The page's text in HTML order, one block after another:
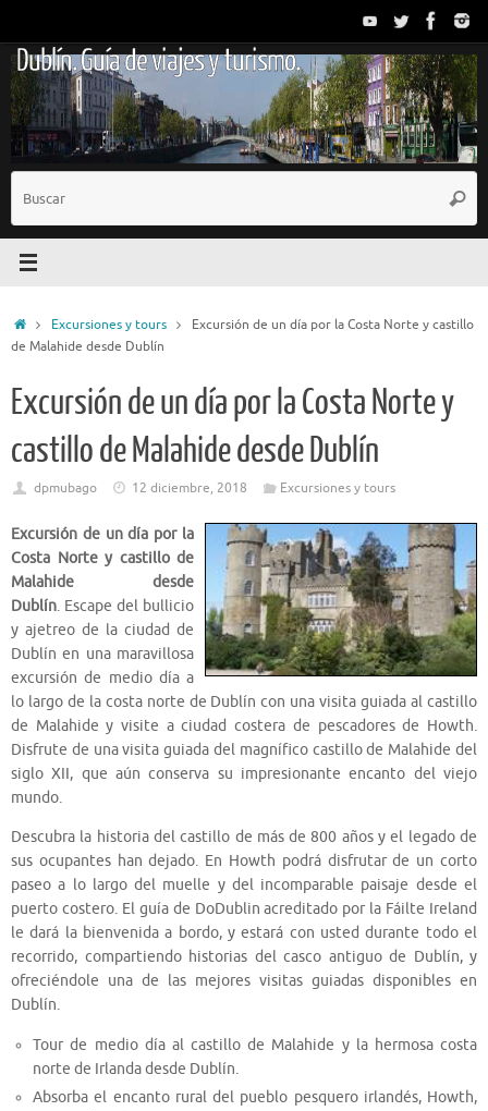
contenido
Dublín. Guía de viajes y turismo.
InicioExcursiones y tours
Excursión de un día por la Costa Norte y castillo
de Malahide desde Dublín
Excursión de un día por la Costa Norte y
castillo de Malahide desde Dublín
dpmubago 12 diciembre, 2018 Excursiones y tours
Excursión de un día por la
Costa Norte y castillo de
Malahide desde
Dublín. Escape del bullicio
y ajetreo de la ciudad de
Dublín en una maravillosa
excursión de medio día a
lo largo de la costa norte de Dublín con una visita guiada al castillo
de Malahide y visite a ciudad costera de pescadores de Howth.
Disfrute de una visita guiada del magnífico castillo de Malahide del
siglo XII, que aún conserva su impresionante encanto del viejo
mundo.
Descubra la historia del castillo de más de 800 años y el legado de
sus ocupantes han dejado. En Howth podrá disfrutar de un corto
paseo a lo largo del muelle y del incomparable paisaje desde el
puerto costero. El guía de DoDublin acreditado por la Fáilte Ireland
le dará la bienvenida a bordo, y estará con usted durante todo el
recorrido, compartiendo historias del casco antiguo de Dublín, y
ofreciéndole una de las mejores visitas guiadas disponibles en
Dublín.
Tour de medio día al castillo de Malahide y la hermosa costa
norte de Irlanda desde Dublín.
Absorba el encanto rural del pueblo pesquero irlandés, Howth,